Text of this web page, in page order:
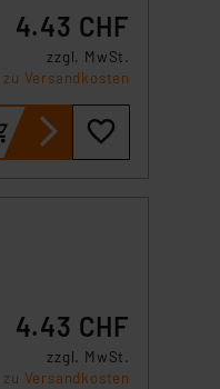
4.43 CHF
zzgl. MwSt.
Versandkosten
4.43 CHF
zzgl. MwSt.
Versandkosten